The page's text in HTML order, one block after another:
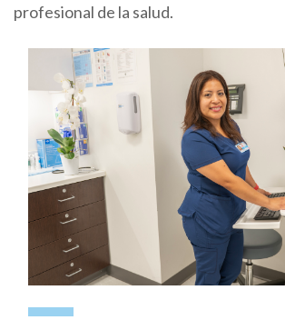
profesional de la salud.